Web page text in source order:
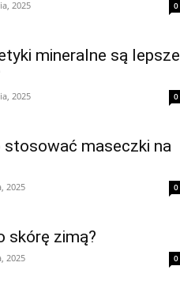
2025 0
mineralne są lepsze
2025 0
stosować maseczki na
2025 0
skórę zimą?
2025 0